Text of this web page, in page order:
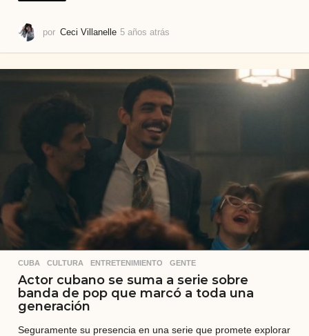
por Ceci Villanelle 5 años atrás
o
s
a
t
r
CUBA ,CULTURA ,ENTRETENIMIENTO ,GENTE
Actor cubano se suma a serie sobre
banda de pop que marcó a toda una
generación
Seguramente su presencia en una serie que promete explorar